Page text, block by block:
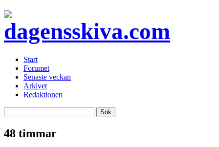
Start
Forumet
Senaste veckan
Arkivet
Redaktionen
48 timmar